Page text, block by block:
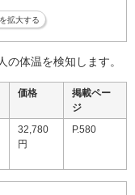
拡大する
の体温を検知します。
価格
掲載ペー
ジ
32,780
円
P.580